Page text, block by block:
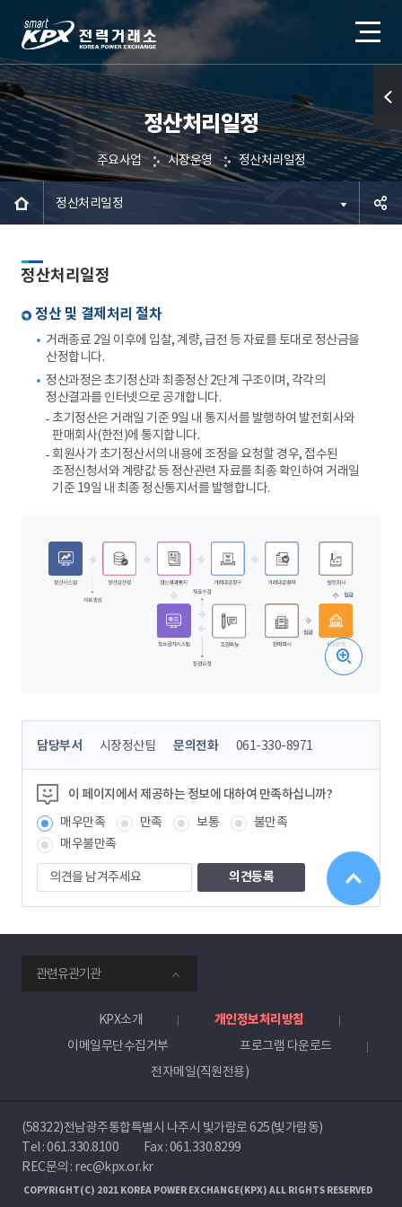
정산처리일정
주요사업 시장운영 정산처리일정
정산처리일정
정산처리일정
정산 및 결제처리 절차
거래종료 2일 이후에 입찰, 계량, 급전 등 자료를 토대로 정산금을
산정합니다.
정산과정은 초기정산과 최종정산 2단계 구조이며, 각각의
정산결과를 인터넷으로 공개합니다.
초기정산은 거래일 기준 9일 내 통지서를 발행하여 발전회사와
판매회사(한전)에 통지합니다.
회원사가 초기정산서의 내용에 조정을 요청할 경우, 접수된
조정신청서와 계량값 등 정산관련 자료를 최종 확인하여 거래일
기준 19일 내 최종 정산통지서를 발행합니다.
콘
츠
정
보
책
임
담당부서 시장정산팀 문의전화 061-330-8971
이 페이지에서 제공하는 정보에 대하여 만족하십니까?
매우만족
만족 보통
불만족
매우불만족
의
견
을
겨
주
세
요
관련유관기관
KPX소개
개인정보처리방침
이메일무단수집거부
프로그램 다운로드
전자메일(직원전용)
(58322)전남광주통합특별시 나주시 빛가람로 625(빛가람동)
Tel :061.330.8100
Fax : 061.330.8299
REC문의 : rec@kpx.or.kr
COPYRIGHT(C) 2021 KOREA POWER EXCHANGE(KPX) ALL RIGHTS RESERVED
퀵메
뉴 열
기